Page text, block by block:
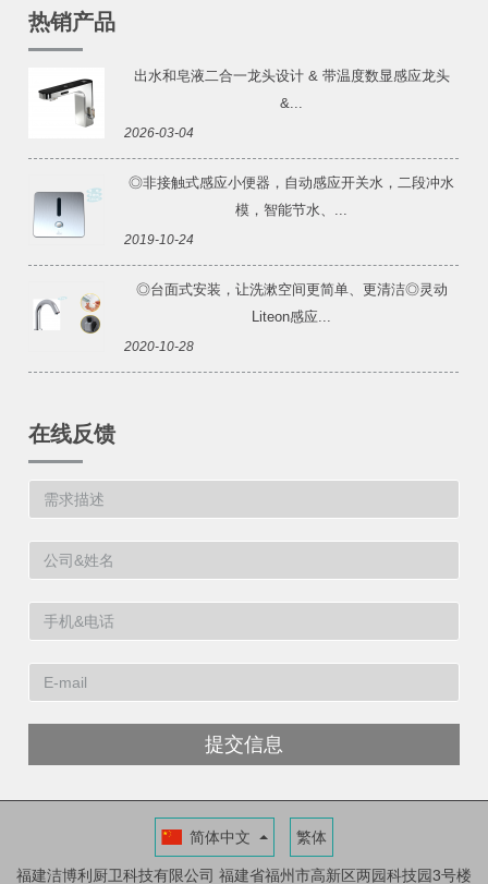
热销产品
出水和皂液二合一龙头设计 & 带温度数显感应龙头
&...
2026-03-04
◎非接触式感应小便器，自动感应开关水，二段冲水
模，智能节水、...
2019-10-24
◎台面式安装，让洗漱空间更简单、更清洁◎灵动
Liteon感应...
2020-10-28
在线反馈
提交信息
简体中文 繁体
福建洁博利厨卫科技有限公司 福建省福州市高新区两园科技园3号楼